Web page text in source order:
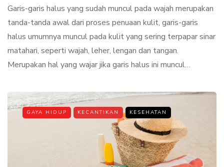
Garis-garis halus yang sudah muncul pada wajah merupakan
tanda-tanda awal dari proses penuaan kulit, garis-garis
halus umumnya muncul pada kulit yang sering terpapar sinar
matahari, seperti wajah, leher, lengan dan tangan.
Merupakan hal yang wajar jika garis halus ini muncul…
GAYA HIDUP KECANTIKAN KESEHATAN